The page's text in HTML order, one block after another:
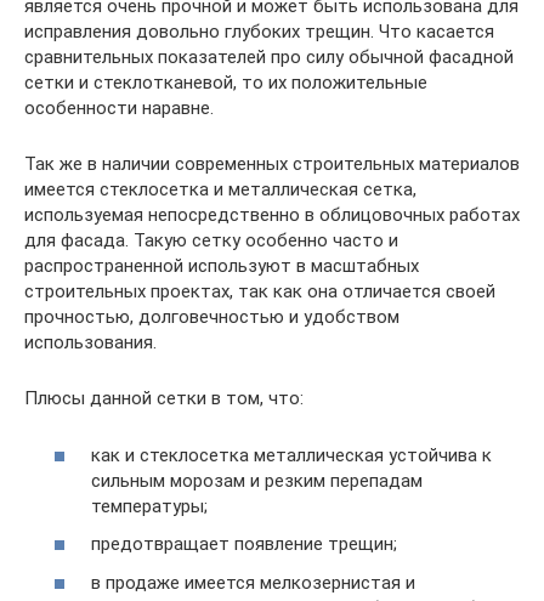
является очень прочной и может быть использована для
исправления довольно глубоких трещин. Что касается
сравнительных показателей про силу обычной фасадной
сетки и стеклотканевой, то их положительные
особенности наравне.
Так же в наличии современных строительных материалов
имеется стеклосетка и металлическая сетка,
используемая непосредственно в облицовочных работах
для фасада. Такую сетку особенно часто и
распространенной используют в масштабных
строительных проектах, так как она отличается своей
прочностью, долговечностью и удобством
использования.
Плюсы данной сетки в том, что:
как и стеклосетка металлическая устойчива к
сильным морозам и резким перепадам
температуры;
предотвращает появление трещин;
в продаже имеется мелкозернистая и